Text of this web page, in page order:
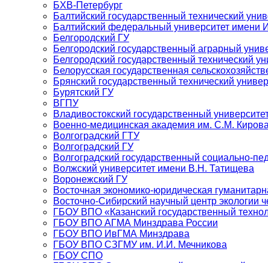
БХВ-Петербург
Балтийский государственный технический
Балтийский федеральный университет имени
Белгородский ГУ
Белгородский государственный аграрный
Белгородский государственный технический
Белорусская государственная
Брянский государственный технический
Бурятский ГУ
ВГПУ
Владивостокский государственный
Военно-медицинская академия им. С.М. Кирова
Волгоградский ГТУ
Волгоградский ГУ
Волгоградский государственный социально-
Волжский университет имени В.Н. Татищева
Воронежский ГУ
Восточная экономико-юридическая
Восточно-Сибирский научный центр экологии
ГБОУ ВПО «Казанский государственный
ГБОУ ВПО АГМА Минздрава России
ГБОУ ВПО ИвГМА Минздрава
ГБОУ ВПО СЗГМУ им. И.И. Мечникова
ГБОУ СПО